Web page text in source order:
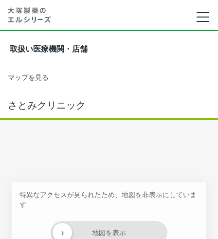
取扱い医療機関・店舗
マップを見る
さとみクリニック
特異なアクセスが見られたため、地図を非表示にしていま
す
地図を表示
›